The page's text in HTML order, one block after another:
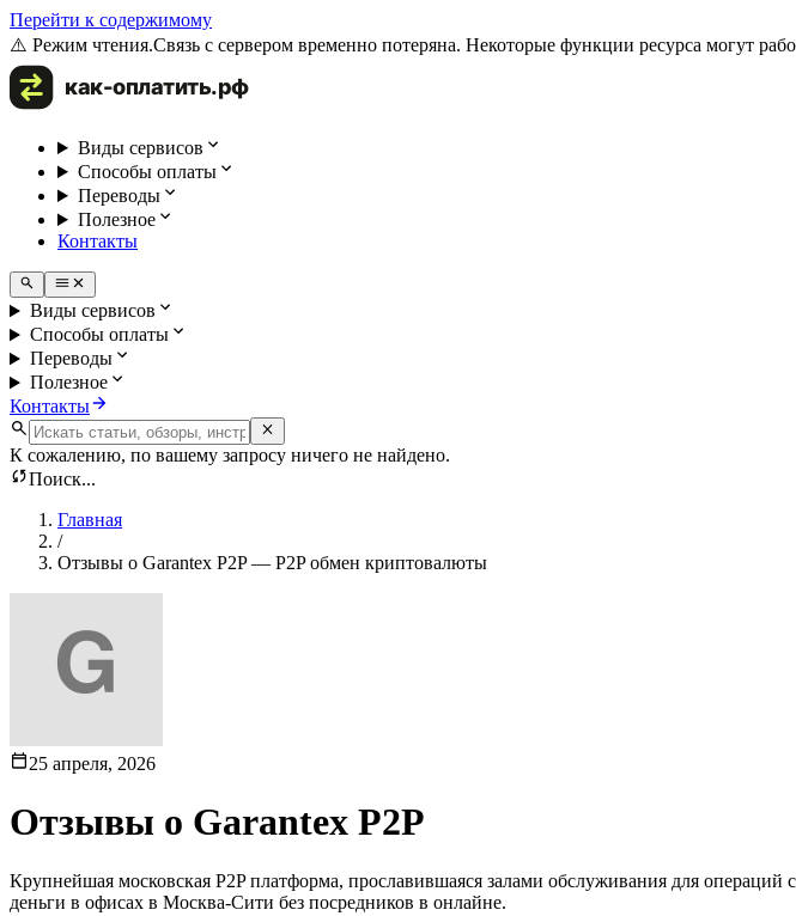
Перейти к содержимому
⚠️ Режим чтения.Связь с сервером временно потеряна. Некоторые функции ресурса могут
Виды сервисов
Способы оплаты
Переводы
Полезное
Контакты
Виды сервисов
Способы оплаты
Переводы
Полезное
Контакты
К сожалению, по вашему запросу ничего не найдено.
Поиск...
Главная
/
Отзывы о Garantex P2P — P2P обмен криптовалюты
25 апреля, 2026
Отзывы о Garantex P2P
Крупнейшая московская P2P платформа, прославившаяся залами обслуживания для
деньги в офисах в Москва-Сити без посредников в онлайне.